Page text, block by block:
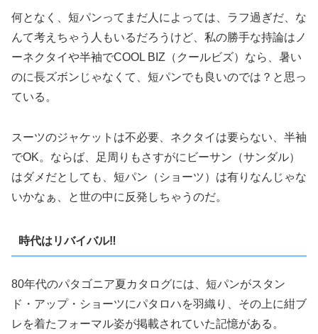
何となく、短パンってまだ人によっては、ラフ過ぎだ、な
んて考えちゃう人もいるだろうけど、私の勝手な持論はノ
ーネクタイや半袖でCOOL BIZ（クールビズ）なら、暑い
のに長ズボンじゃなくて、短パンでも良いのでは？と思っ
ている。
スーツのジャケットは不必要、ネクタイは要らない、半袖
でOK。ならば、足周りもさすがにビーサン（サンダル）
はダメだとしても、短パン（ショーツ）は有りなんじゃな
いかなぁ、と世の中に反発しちゃうのだ。
時代はリバイバル‼️
80年代のパタゴニア夏カタログには、短パンがスタン
ド・アップ・ショーツにパタロハを羽織り、その上に紺ブ
レを着たフォーマル姿が掲載されていた記憶がある。